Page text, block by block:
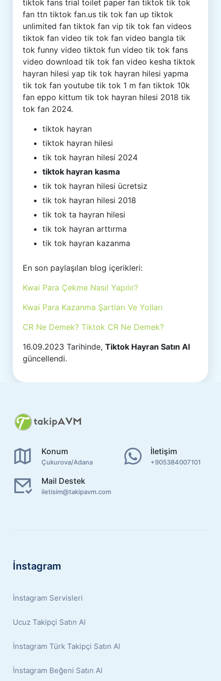
tiktok fans trial toilet paper fan tiktok tik tok
fan ttn tiktok fan.us tik tok fan up tiktok
unlimited fan tiktok fan vip tik tok fan videos
tiktok fan video tik tok fan video bangla tik
tok funny video tiktok fun video tik tok fans
video download tik tok fan video kesha tiktok
hayran hilesi yap tik tok hayran hilesi yapma
tik tok fan youtube tik tok 1 m fan tiktok 10k
fan eppo kittum tik tok hayran hilesi 2018 tik
tok fan 2024.
tiktok hayran
tiktok hayran hilesi
tik tok hayran hilesi 2024
tiktok hayran kasma
tik tok hayran hilesi ücretsiz
tik tok hayran hilesi 2018
tik tok ta hayran hilesi
tik tok hayran arttırma
tik tok hayran kazanma
En son paylaşılan blog içerikleri:
Kwai Para Çekme Nasıl Yapılır?
Kwai Para Kazanma Şartları Ve Yolları
CR Ne Demek? Tiktok CR Ne Demek?
16.09.2023 Tarihinde,Tiktok Hayran Satın Al
güncellendi.
Konum
Çukurova/Adana
İletişim
+905384007101
Mail Destek
iletisim@takipavm.com
İnstagram
İnstagram Servisleri
Ucuz Takipçi Satın Al
İnstagram Türk Takipçi Satın Al
İnstagram Beğeni Satın Al